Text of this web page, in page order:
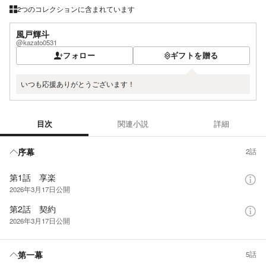
2つのコレクションに含まれています
風戸輝斗
@kazato0531
フォロー ギフトを贈る
いつも応援ありがとうございます！
目次 関連小説 詳細
序幕 2話
第1話 享楽
2026年3月17日公開
第2話 契約
2026年3月17日公開
第一幕 5話